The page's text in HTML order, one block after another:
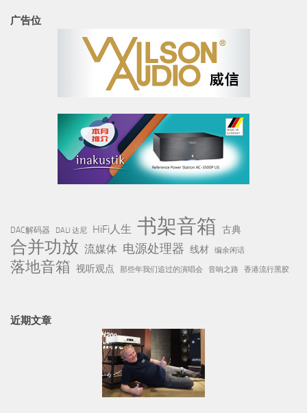
广告位
DAC解码器 DALI 达尼 HiFi人生 书架音箱 古典
合并功放 流媒体 电源处理器 线材 编余闲话
落地音箱 视听观点 那些年我们追过的演唱会 音响之路 香港流行黑胶
近期文章